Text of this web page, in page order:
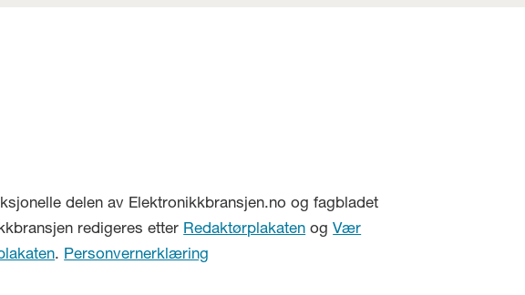
delen av Elektronikkbransjen.no og fagbladet
redigeres etter Redaktørplakaten ogVær
. Personvernerklæring